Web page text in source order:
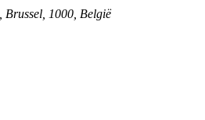
Brussel 1000 België